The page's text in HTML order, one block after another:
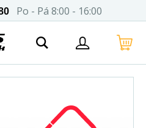
Po - Pá 8:00 - 16:00